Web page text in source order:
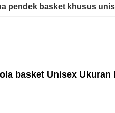
pendek basket khusus
basket Unisex